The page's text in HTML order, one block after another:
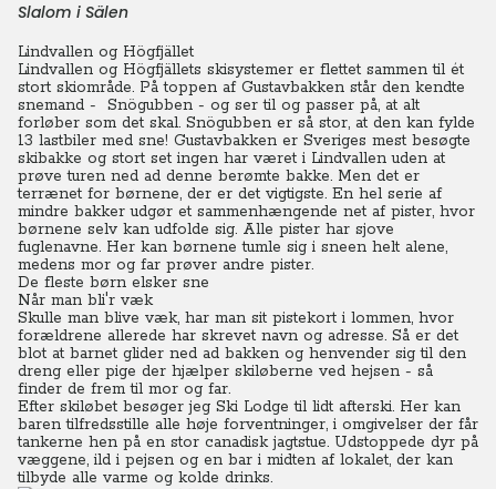
Slalom i Sälen
Lindvallen og Högfjället
Lindvallen og Högfjällets skisystemer er flettet sammen til ét
stort skiområde. På toppen af Gustavbakken står den kendte
snemand - Snögubben - og ser til og passer på, at alt
forløber som det skal. Snögubben er så stor, at den kan fylde
13 lastbiler med sne! Gustavbakken er Sveriges mest besøgte
skibakke og stort set ingen har været i Lindvallen uden at
prøve turen ned ad denne berømte bakke. Men det er
terrænet for børnene, der er det vigtigste. En hel serie af
mindre bakker udgør et sammenhængende net af pister, hvor
børnene selv kan udfolde sig. Alle pister har sjove
fuglenavne. Her kan børnene tumle sig i sneen helt alene,
medens mor og far prøver andre pister.
De fleste børn elsker sne
Når man bli'r væk
Skulle man blive væk, har man sit pistekort i lommen, hvor
forældrene allerede har skrevet navn og adresse. Så er det
blot at barnet glider ned ad bakken og henvender sig til den
dreng eller pige der hjælper skiløberne ved hejsen - så
finder de frem til mor og far.
Efter skiløbet besøger jeg Ski Lodge til lidt afterski. Her kan
baren tilfredsstille alle høje forventninger, i omgivelser der får
tankerne hen på en stor canadisk jagtstue. Udstoppede dyr på
væggene, ild i pejsen og en bar i midten af lokalet, der kan
tilbyde alle varme og kolde drinks.